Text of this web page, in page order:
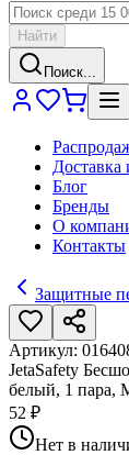
Найти
Поиск...
Доставка
Блог
Бренды
О
Контакты
Защитные
Артикул:
JetaSafety
белый, 1 пара,
52 ₽
Нет в